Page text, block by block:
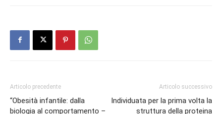
Articolo precedente
“Obesità infantile: dalla
biologia al comportamento –
Articolo successivo
Individuata per la prima volta la
struttura della proteina